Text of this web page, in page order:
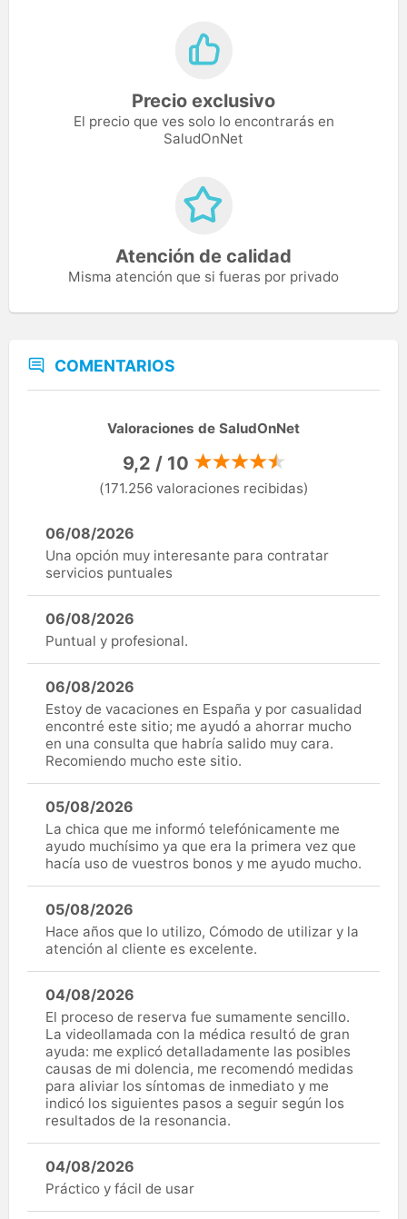
Precio exclusivo
El precio que ves solo lo encontrarás en
SaludOnNet
Atención de calidad
Misma atención que si fueras por privado
COMENTARIOS
Valoraciones de SaludOnNet
9,2 / 10
(171.256 valoraciones recibidas)
06/08/2026
Una opción muy interesante para contratar
servicios puntuales
06/08/2026
Puntual y profesional.
06/08/2026
Estoy de vacaciones en España y por casualidad
encontré este sitio; me ayudó a ahorrar mucho
en una consulta que habría salido muy cara.
Recomiendo mucho este sitio.
05/08/2026
La chica que me informó telefónicamente me
ayudo muchísimo ya que era la primera vez que
hacía uso de vuestros bonos y me ayudo mucho.
05/08/2026
Hace años que lo utilizo, Cómodo de utilizar y la
atención al cliente es excelente.
04/08/2026
El proceso de reserva fue sumamente sencillo.
La videollamada con la médica resultó de gran
ayuda: me explicó detalladamente las posibles
causas de mi dolencia, me recomendó medidas
para aliviar los síntomas de inmediato y me
indicó los siguientes pasos a seguir según los
resultados de la resonancia.
04/08/2026
Práctico y fácil de usar